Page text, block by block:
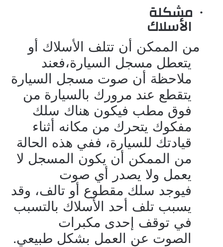
· مشكلة
الأسلاك
من الممكن أن تتلف الأسلاك أو
يتعطل مسجل السيارة،فعند
ملاحظة أن صوت مسجل السيارة
يتقطع عند مرورك بالسيارة من
فوق مطب فيكون هناك سلك
مفكوك يتحرك من مكانه أثناء
قيادتك للسيارة، ففي هذه الحالة
من الممكن أن يكون المسجل لا
يعمل ولا يصدر أي صوت
فيوجد سلك مقطوع أو تالف، وقد
يسبب تلف أحد الأسلاك بالتسبب
في توقف إحدى مكبرات
الصوت عن العمل بشكل طبيعي.